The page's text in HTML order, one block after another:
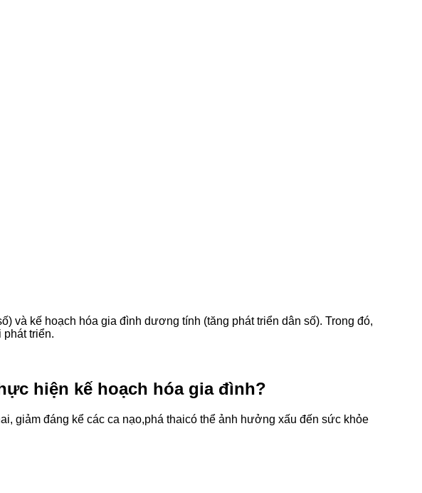
và kế hoạch hóa gia đình dương tính (tăng phát triển dân số). Trong đó,
phát triển.
hiện kế hoạch hóa gia đình?
, giảm đáng kể các ca nạo,phá thaicó thể ảnh hưởng xấu đến sức khỏe